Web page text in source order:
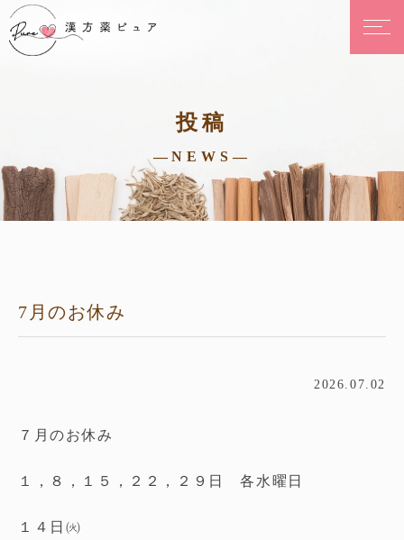
投稿
—NEWS—
7月のお休み
2026.07.02
７月のお休み
１，８，１５，２２，２９日 各水曜日
１４日㈫